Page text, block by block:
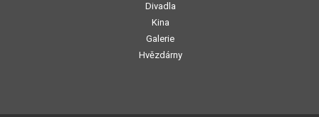
Divadla
Kina
Galerie
Hvězdárny